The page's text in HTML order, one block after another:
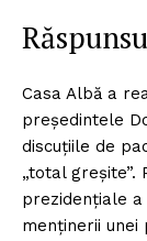
Casa Albă a
președintele
discuțiile de
„total greșite”.
prezidențiale
menținerii